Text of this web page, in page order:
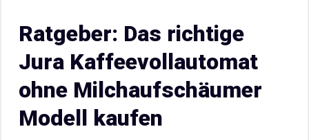
Ratgeber: Das richtige
Jura Kaffeevollautomat
ohne Milchaufschäumer
Modell kaufen